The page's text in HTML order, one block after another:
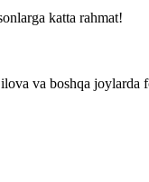
katta rahmat!
va boshqa joylarda